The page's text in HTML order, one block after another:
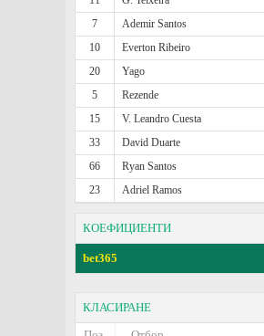
7
Ademir Santos
10
Everton Ribeiro
20
Yago
5
Rezende
15
V. Leandro Cuesta
33
David Duarte
66
Ryan Santos
23
Adriel Ramos
КОЕФИЦИЕНТИ
bet365
КЛАСИРАНЕ